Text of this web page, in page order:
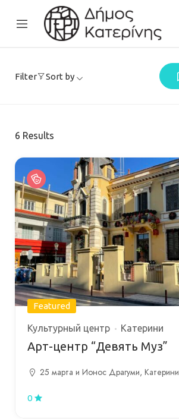
Filter Sort by
6 Results
Featured
Культурный центр Катерини
Арт-центр “Девять Муз”
25 марта и Ионос Драгуми, Катерини
0